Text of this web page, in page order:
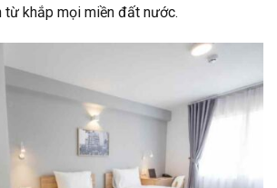
khắp mọi miền đất nước.